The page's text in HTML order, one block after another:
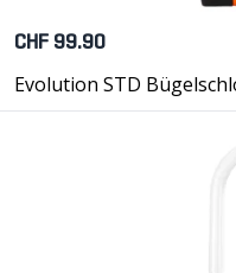
CHF 99.90
Evolution STD